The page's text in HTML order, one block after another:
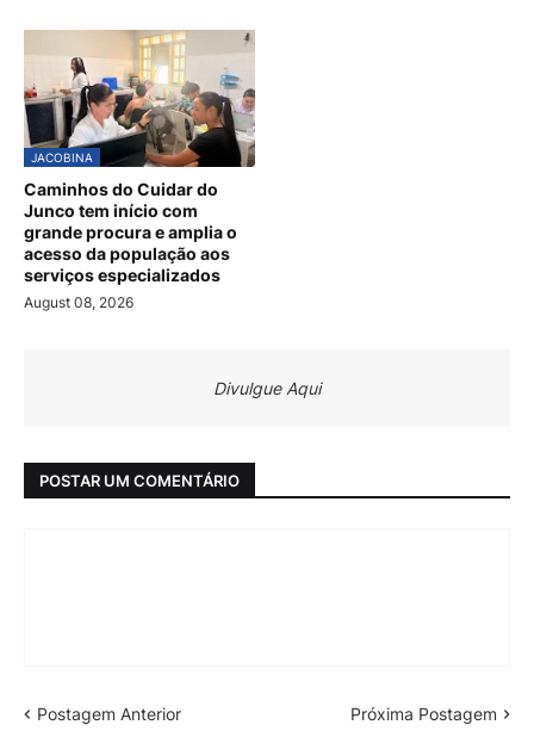
JACOBINA
Caminhos do Cuidar do
Junco tem início com
grande procura e amplia o
acesso da população aos
serviços especializados
August 08, 2026
Divulgue Aqui
POSTAR UM COMENTÁRIO
Postagem Anterior Próxima Postagem